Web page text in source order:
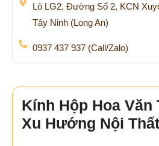
Lô LG2, Đường Số 2, KCN
Tây Ninh (Long An)
0937 437 937 (Call/Zalo)
Kính Hộp Hoa Văn
Xu Hướng Nội